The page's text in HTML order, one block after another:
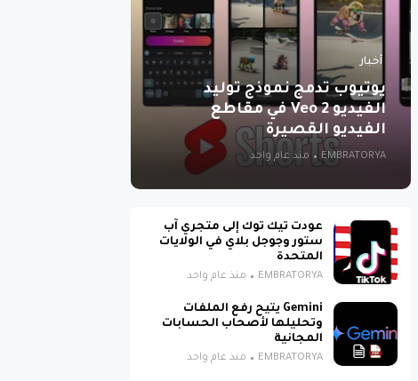
أخبار
يوتيوب تدمج نموذج توليد
الفيديو Veo 2 في مقاطع
الفيديو القصيرة
EMBRATORYA منذ عام واحد
عودت تيك توك إلى متجري آب
ستور وجوجل بلاي في الولايات
المتحدة
EMBRATORYA منذ عام واحد
Gemini يتيح رفع الملفات
وتحليلها لأصحاب الحسابات
المجانية
EMBRATORYA منذ عام واحد